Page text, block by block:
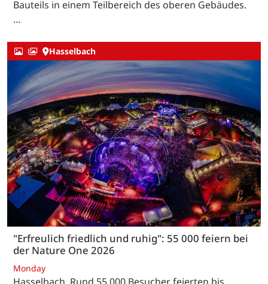
Bauteils in einem Teilbereich des oberen Gebäudes.
…
Hasselbach
"Erfreulich friedlich und ruhig": 55 000 feiern bei
der Nature One 2026
Monday